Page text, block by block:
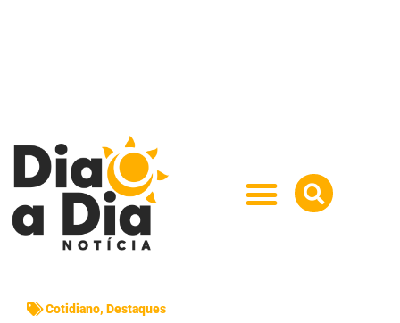
Cotidiano, Destaques